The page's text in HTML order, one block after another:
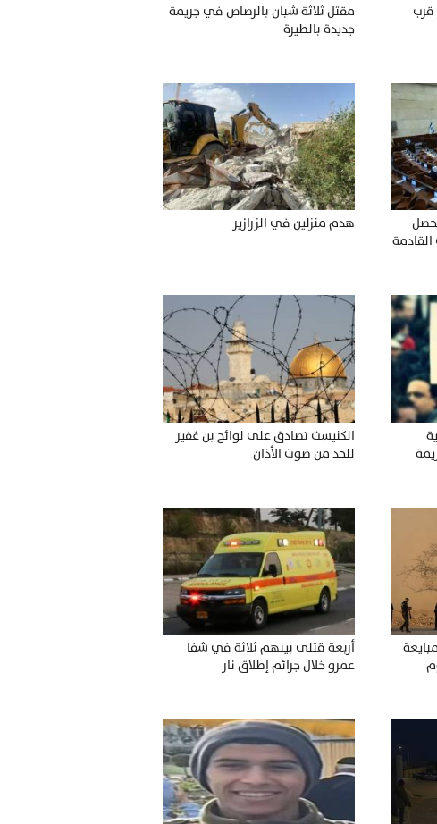
قرب
مقتل ثلاثة شبان بالرصاص في جريمة
جديدة بالطيرة
القادمة
هدم منزلين في الزرازير
الكنيست تصادق على لوائح بن غفير
للحد من صوت الأذان
أربعة قتلى بينهم ثلاثة في شفا
عمرو خلال جرائم إطلاق نار